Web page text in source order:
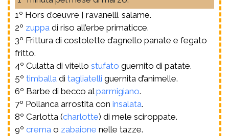
1º Hors d’œuvre { ravanelli. salame.
2º zuppa di riso all’erbe primaticce.
3º Frittura di costolette d’agnello panate e fegato
fritto.
4º Culatta di vitello stufato guernito di patate.
5º timballa di tagliatelli guernita d’animelle.
6º Barbe di becco alparmigiano.
7º Pollanca arrostita con insalata.
8º Carlotta (charlotte) di mele sciroppate.
9º crema o zabaione nelle tazze.